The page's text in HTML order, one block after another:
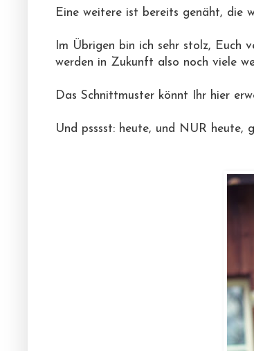
Eine weitere ist bereits genäht, die
Im Übrigen bin ich sehr stolz, Euch
werden in Zukunft also noch viele
Das Schnittmuster könnt Ihr hier
Und psssst: heute, und NUR heute,